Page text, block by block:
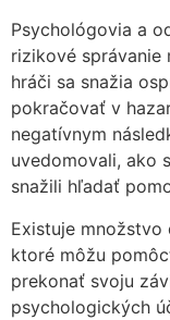
Psychológovia a
rizikové
hráči sa snažia
pokračovať v
negatívnym
uvedomovali, ako
snažili hľadať
Existuje
ktoré môžu
prekonať svoju
psychologických